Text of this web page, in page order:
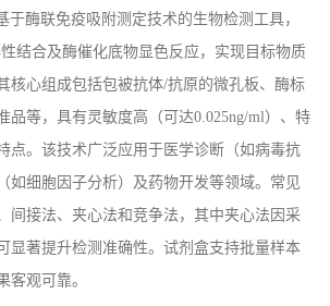
于酶联免疫吸附测定技术的生物检测工具，
结合及酶催化底物显色反应，实现目标物质
核心组成包括包被抗体/抗原的微孔板、酶标
品等，具有灵敏度高（可达0.025ng/ml）、特
点。该技术广泛应用于医学诊断（如病毒抗
如细胞因子分析）及药物开发等领域。常见
间接法、夹心法和竞争法，其中夹心法因采
显著提升检测准确性。试剂盒支持批量样本
客观可靠。